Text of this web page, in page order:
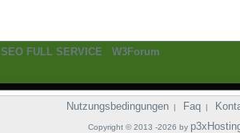
SEO FULL SERVICE - W3Forum
Nutzungsbedingungen | Faq |
Copyright © 2013 -2026 by